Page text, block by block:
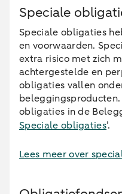
Speciale
Speciale obligaties
en voorwaarden.
extra risico met zich
achtergestelde en
obligaties vallen
obligaties in de
Speciale obligaties’.
Lees meer over